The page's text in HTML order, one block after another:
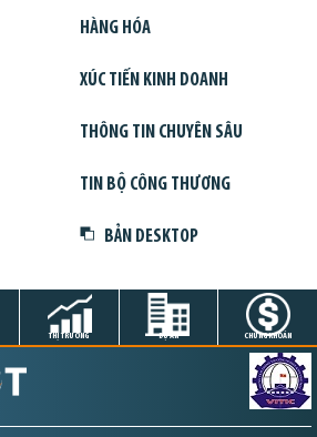
HÀNG HÓA
XÚC TIẾN KINH DOANH
THÔNG TIN CHUYÊN SÂU
TIN BỘ CÔNG THƯƠNG
BẢN DESKTOP
THỊ TRƯỜNG DỰ ÁN CHỨNG KHOÁN